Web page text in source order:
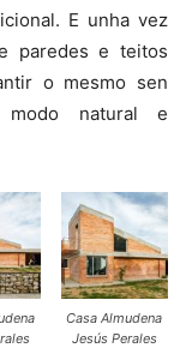
E unha vez
paredes e teitos
o mesmo sen
natural e
Casa Almudena
Jesús Perales